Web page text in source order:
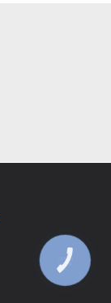
КНОПКА
ЗВ'ЯЗКУ